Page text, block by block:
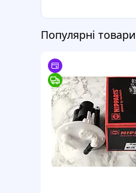
Популярні товари